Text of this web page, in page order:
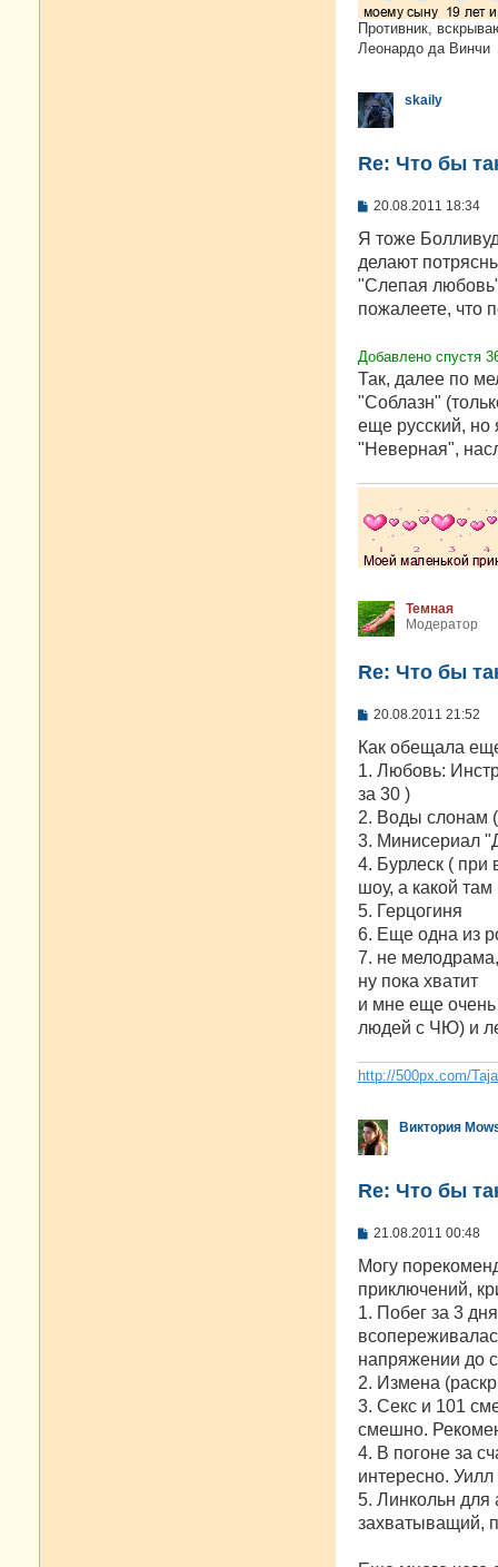
Противник,
Леонардо да Винчи
skaily
Re: Что бы
С
о
щ
е
и
20.08.2011 18:34
Я тоже
делают
"Слепая
пожалеете, что
Добавлено спустя
Так, далее по
"Соблазн"
еще русский,
"Неверная",
Темная
Модератор
Re: Что бы
С
о
щ
е
и
20.08.2011 21:52
Как обещала
1. Любовь:
за 30 )
2. Воды слонам (
3. Минисериал
4. Бурлеск ( при
шоу, а какой
5. Герцогиня
6. Еще одна из
7. не
ну пока хватит
и мне еще
людей с ЧЮ) и
http://500px.com/
Виктория
Re: Что бы
С
о
щ
и
е
21.08.2011 00:48
Могу
приключений,
1. Побег за 3
напряжении до
2. Измена
3. Секс и 101
смешно.
4. В погоне за
интересно.
5. Линкольн для
захватыващий,